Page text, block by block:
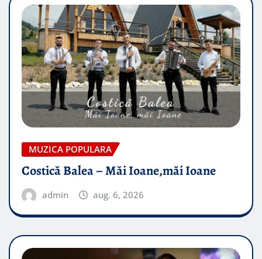
MUZICA POPULARA
Costică Balea – Măi Ioane,măi Ioane
admin aug. 6, 2026